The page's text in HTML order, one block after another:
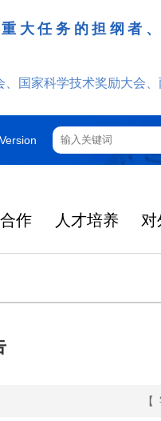
大任务的担纲者
国家科学技术奖励大会、
作 人才培养 对